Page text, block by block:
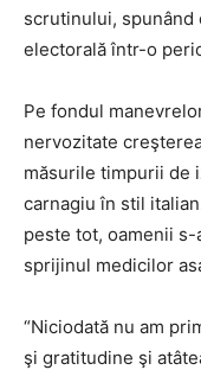
scrutinului, spunând
electorală într-o
Pe fondul
nervozitate
măsurile timpurii de
carnagiu în stil
peste tot, oamenii s-
sprijinul medicilor
“Niciodată nu am
şi gratitudine şi